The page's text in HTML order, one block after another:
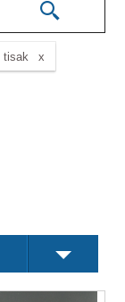
tisak